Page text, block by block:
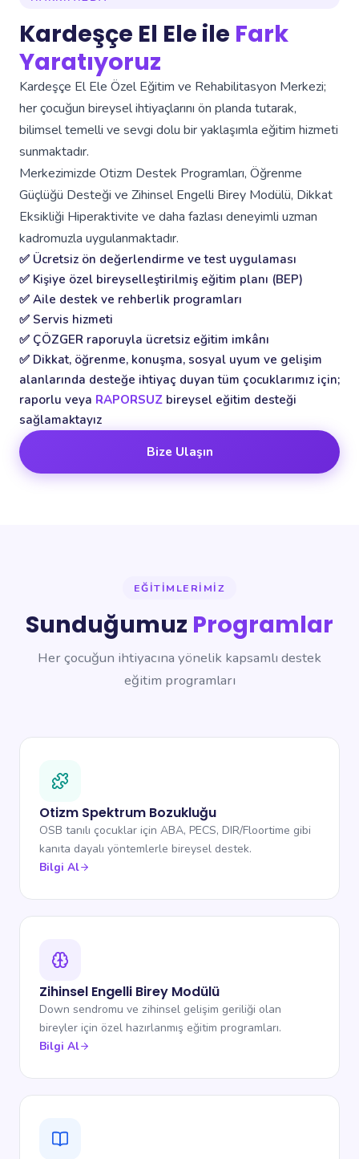
Kardeşçe El Ele ile Fark
Yaratıyoruz
Kardeşçe El Ele Özel Eğitim ve Rehabilitasyon Merkezi;
her çocuğun bireysel ihtiyaçlarını ön planda tutarak,
bilimsel temelli ve sevgi dolu bir yaklaşımla eğitim hizmeti
sunmaktadır.
Merkezimizde Otizm Destek Programları, Öğrenme
Güçlüğü Desteği ve Zihinsel Engelli Birey Modülü, Dikkat
Eksikliği Hiperaktivite ve daha fazlası deneyimli uzman
kadromuzla uygulanmaktadır.
✅ Ücretsiz ön değerlendirme ve test uygulaması
✅ Kişiye özel bireyselleştirilmiş eğitim planı (BEP)
✅ Aile destek ve rehberlik programları
✅ Servis hizmeti
✅ ÇÖZGER raporuyla ücretsiz eğitim imkânı
✅ Dikkat, öğrenme, konuşma, sosyal uyum ve gelişim
alanlarında desteğe ihtiyaç duyan tüm çocuklarımız için;
raporlu veya RAPORSUZ bireysel eğitim desteği
sağlamaktayız
Bize Ulaşın
EĞITIMLERIMIZ
Sunduğumuz Programlar
Her çocuğun ihtiyacına yönelik kapsamlı destek
eğitim programları
Otizm Spektrum Bozukluğu
OSB tanılı çocuklar için ABA, PECS, DIR/Floortime gibi
kanıta dayalı yöntemlerle bireysel destek.
Bilgi Al
Zihinsel Engelli Birey Modülü
Down sendromu ve zihinsel gelişim geriliği olan
bireyler için özel hazırlanmış eğitim programları.
Bilgi Al